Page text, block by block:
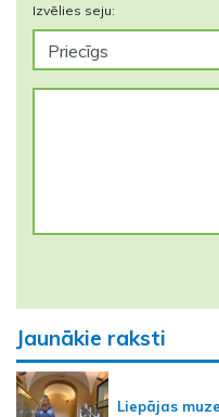
Izvēlies seju:
Jaunākie raksti
Liepājas